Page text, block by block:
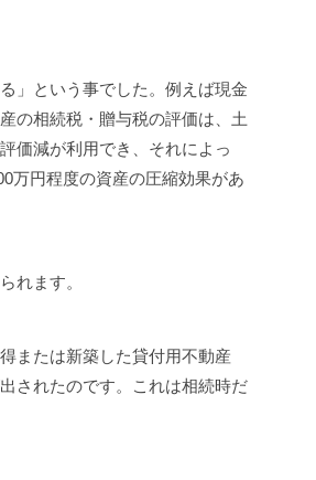
」という事でした。例えば現金
の相続税・贈与税の評価は、土
価減が利用でき、それによっ
万円程度の資産の圧縮効果があ
れます。
または新築した貸付用不動産
されたのです。これは相続時だ